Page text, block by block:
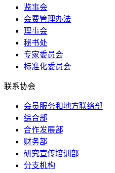
监事会
会费管理办法
理事会
秘书处
专家委员会
标准化委员会
联系协会
会员服务和地方联络部
综合部
合作发展部
财务部
研究宣传培训部
分支机构